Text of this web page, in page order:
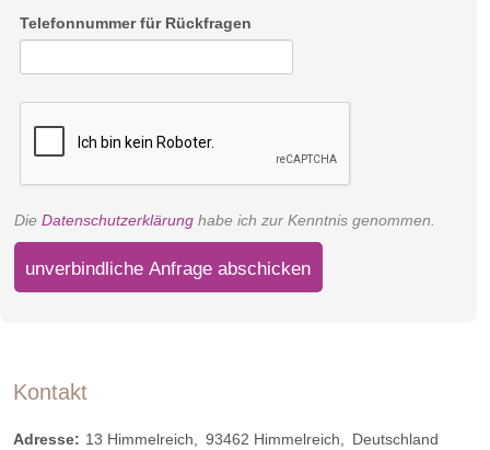
Telefonnummer für Rückfragen
Die Datenschutzerklärung habe ich zur Kenntnis genommen.
unverbindliche Anfrage abschicken
Kontakt
Adresse: 13 Himmelreich 93462 Himmelreich
Deutschland